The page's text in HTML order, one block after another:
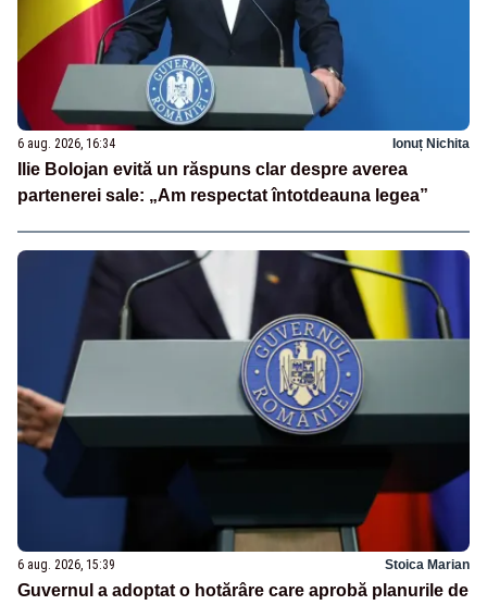
6 aug. 2026, 16:34 Ionuț Nichita
Ilie Bolojan evită un răspuns clar despre averea
partenerei sale: „Am respectat întotdeauna legea”
6 aug. 2026, 15:39 Stoica Marian
Guvernul a adoptat o hotărâre care aprobă planurile de